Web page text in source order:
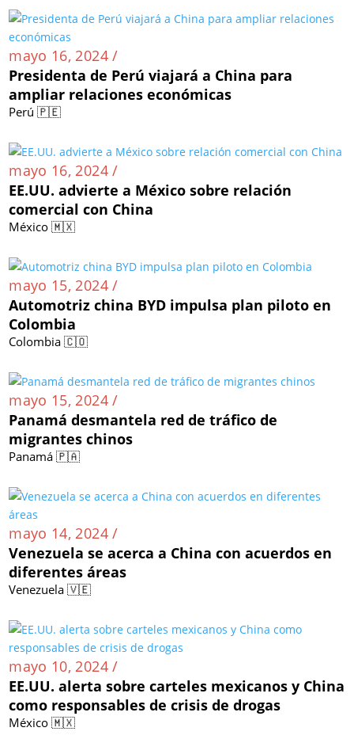
mayo 16, 2024 /
Presidenta de Perú viajará a China para
ampliar relaciones económicas
Perú 🇵🇪
mayo 16, 2024 /
EE.UU. advierte a México sobre relación
comercial con China
México 🇲🇽
mayo 15, 2024 /
Automotriz china BYD impulsa plan piloto en
Colombia
Colombia 🇨🇴
mayo 15, 2024 /
Panamá desmantela red de tráfico de
migrantes chinos
Panamá 🇵🇦
mayo 14, 2024 /
Venezuela se acerca a China con acuerdos en
diferentes áreas
Venezuela 🇻🇪
mayo 10, 2024 /
EE.UU. alerta sobre carteles mexicanos y China
como responsables de crisis de drogas
México 🇲🇽